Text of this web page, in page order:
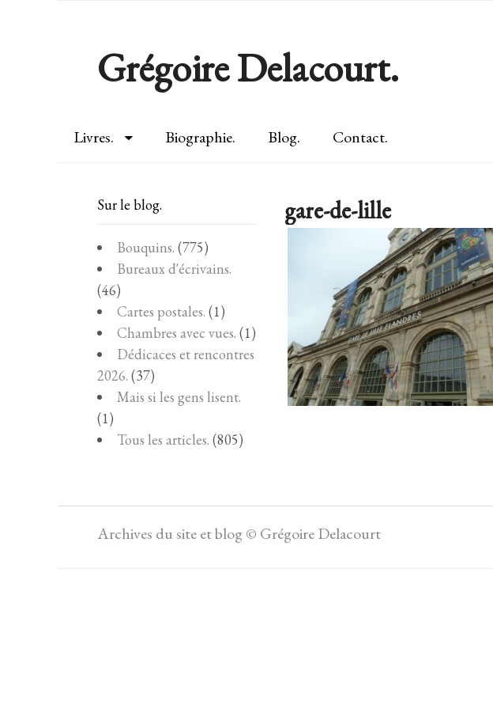
Grégoire Delacourt.
Livres. Biographie. Blog. Contact.
gare-de-lille
Sur le blog.
Bouquins. (775)
Bureaux d'écrivains.
(46)
Cartes postales. (1)
Chambres avec vues. (1)
Dédicaces et rencontres
2026. (37)
Mais si les gens lisent.
(1)
Tous les articles. (805)
Archives du site et blog © Grégoire Delacourt